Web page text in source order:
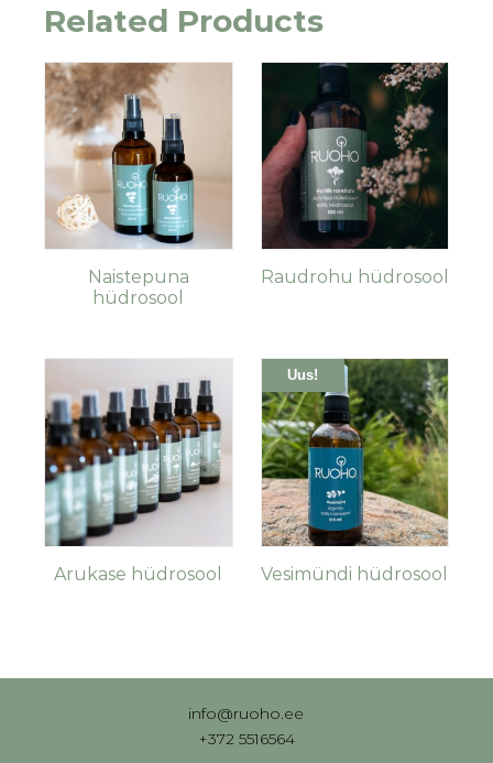
Related Products
Naistepuna
hüdrosool
Raudrohu hüdrosool
Arukase hüdrosool
Uus!
Vesimündi hüdrosool
info@ruoho.ee
+372 5516564